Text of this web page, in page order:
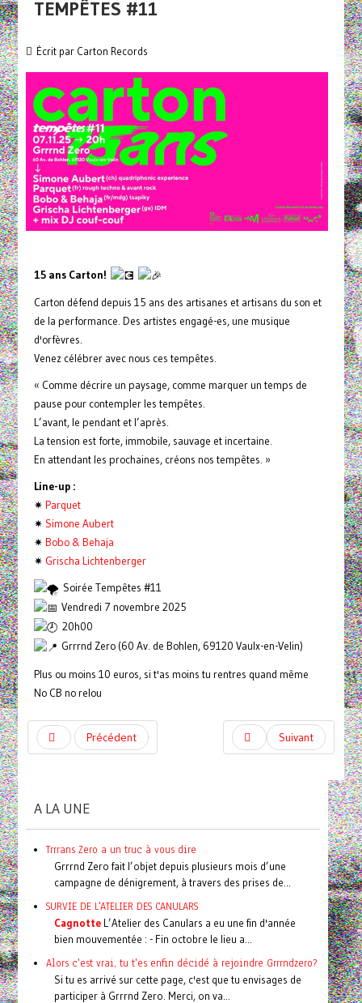
TEMPÊTES #11
Écrit par Carton Records
15 ans Carton!
Carton défend depuis 15 ans des artisanes et artisans du son et
de la performance. Des artistes engagé-es, une musique
d'orfèvres.
Venez célébrer avec nous ces tempêtes.
« Comme décrire un paysage, comme marquer un temps de
pause pour contempler les tempêtes.
L’avant, le pendant et l’après.
La tension est forte, immobile, sauvage et incertaine.
En attendant les prochaines, créons nos tempêtes. »
Line-up :
✷ Parquet
✷ Simone Aubert
✷ Bobo & Behaja
✷ Grischa Lichtenberger
Soirée Tempêtes #11
Vendredi 7 novembre 2025
20h00
Grrrnd Zero (60 Av. de Bohlen, 69120 Vaulx-en-Velin)
Plus ou moins 10 euros, si t'as moins tu rentres quand même
No CB no relou
Précédent Suivant
A LA UNE
Trrrans Zero a un truc à vous dire
Grrrnd Zero fait l’objet depuis plusieurs mois d’une
campagne de dénigrement, à travers des prises de...
SURVIE DE L'ATELIER DES CANULARS
CagnotteL’Atelier des Canulars a eu une fin d'année
bien mouvementée : - Fin octobre le lieu a...
Alors c'est vrai, tu t'es enfin décidé à rejoindre Grrrndzero?
Si tu es arrivé sur cette page, c'est que tu envisages de
participer à Grrrnd Zero. Merci, on va...